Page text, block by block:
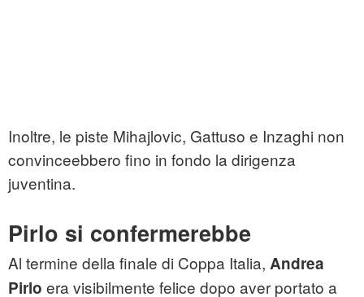
Inoltre, le piste Mihajlovic, Gattuso e Inzaghi non
convinceebbero fino in fondo la dirigenza
juventina.
Pirlo si confermerebbe
Al termine della finale di Coppa Italia, Andrea
Pirlo era visibilmente felice dopo aver portato a